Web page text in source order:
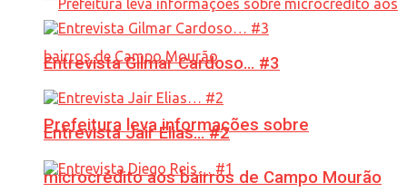
Prefeitura leva informações sobre
microcrédito aos bairros de Campo Mourão
Entrevista Gilmar Cardoso… #3
Entrevista Jair Elias… #2